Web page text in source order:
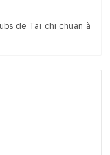
de Taï chi chuan à